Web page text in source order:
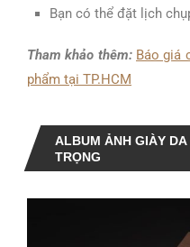
Bạn có thể đặt lịch
Tham khảo thêm: Báo giá
phẩm tại TP.HCM
ALBUM ẢNH GIÀY DA
TRỌNG